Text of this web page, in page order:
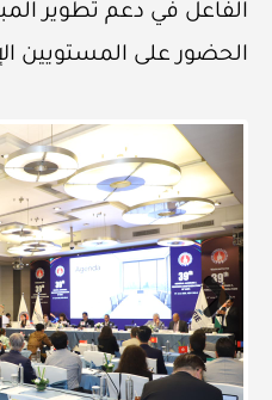
الفاعل في دعم تطوير
الحضور على المستويين
Next